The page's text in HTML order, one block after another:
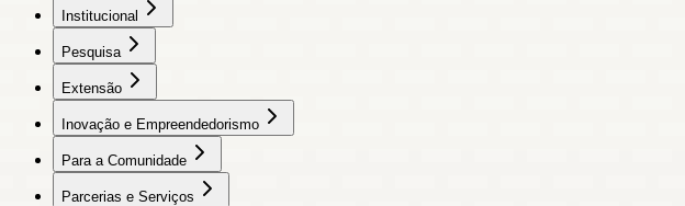
Institucional
Pesquisa
Extensão
Inovação e Empreendedorismo
Para a Comunidade
Parcerias e Serviços